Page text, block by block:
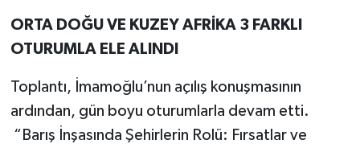
ORTA DOĞU VE KUZEY AFRİKA 3 FARKLI
OTURUMLA ELE ALINDI
Toplantı, İmamoğlu’nun açılış konuşmasının
ardından, gün boyu oturumlarla devam etti.
“Barış İnşasında Şehirlerin Rolü: Fırsatlar ve